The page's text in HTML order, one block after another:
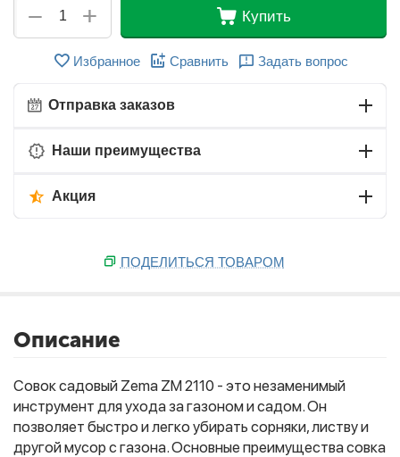
+
− Купить
Избранное Сравнить Задать вопрос
Отправка заказов
Наши преимущества
Акция
ПОДЕЛИТЬСЯ ТОВАРОМ
Описание
Совок садовый Zema ZM 2110 - это незаменимый
инструмент для ухода за газоном и садом. Он
позволяет быстро и легко убирать сорняки, листву и
другой мусор с газона. Основные преимущества совка